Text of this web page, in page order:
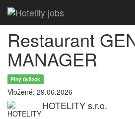
Restaurant
MANAGER
Plný úväzok
Vložené: 29.06.2026
HOTELITY s.r.o.